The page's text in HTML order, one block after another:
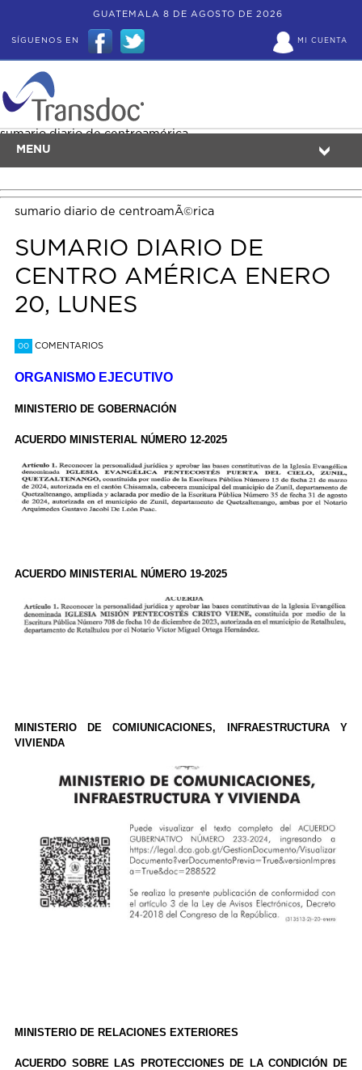
GUATEMALA 8 DE AGOSTO DE 2026
MI CUENTA
SÍGUENOS EN
MENU
sumario diario de centroamérica
sumario diario de centroamÃ©rica
SUMARIO DIARIO DE
CENTRO AMÉRICA ENERO
20, LUNES
00 COMENTARIOS
ORGANISMO EJECUTIVO
MINISTERIO DE GOBERNACIÓN
ACUERDO MINISTERIAL NÚMERO 12-2025
ACUERDO MINISTERIAL NÚMERO 19-2025
MINISTERIO DE COMIUNICACIONES, INFRAESTRUCTURA Y
VIVIENDA
MINISTERIO DE RELACIONES EXTERIORES
ACUERDO SOBRE LAS PROTECCIONES DE LA CONDICIÓN DE